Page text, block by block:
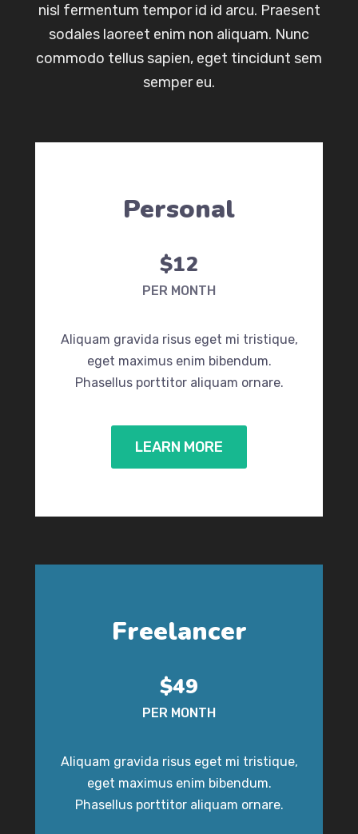
nisl fermentum tempor id id arcu. Praesent
sodales laoreet enim non aliquam. Nunc
commodo tellus sapien, eget tincidunt sem
semper eu.
Personal
$12
PER MONTH
Aliquam gravida risus eget mi tristique,
eget maximus enim bibendum.
Phasellus porttitor aliquam ornare.
LEARN MORE
Freelancer
$49
PER MONTH
Aliquam gravida risus eget mi tristique,
eget maximus enim bibendum.
Phasellus porttitor aliquam ornare.